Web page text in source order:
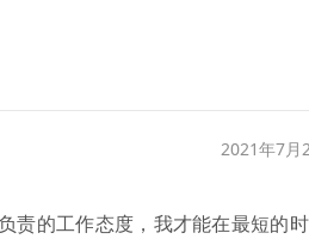
2021年7月
责的工作态度，我才能在最短的